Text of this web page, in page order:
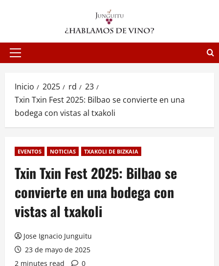
Menú
Inicio 2025 rd
23
Txin Txin Fest 2025: Bilbao se convierte en una
bodega con vistas al txakoli
EVENTOS NOTICIAS TXAKOLI DE BIZKAIA
Txin Txin Fest 2025: Bilbao se
convierte en una bodega con
vistas al txakoli
Jose Ignacio Junguitu
23 de mayo de 2025
2 minutes read
0